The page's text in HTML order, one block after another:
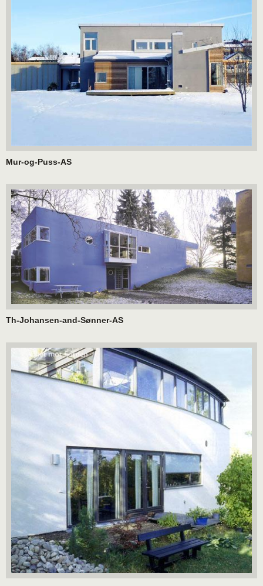
Mur-og-Puss-AS
Th-Johansen-and-Sønner-AS